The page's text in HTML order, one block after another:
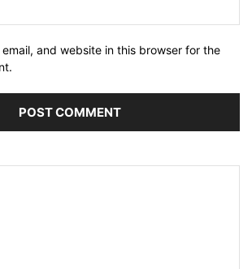
email, and website in this browser for the